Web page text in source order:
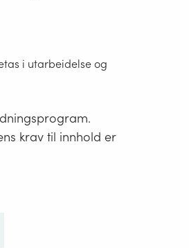
i utarbeidelse og
krav til innhold er